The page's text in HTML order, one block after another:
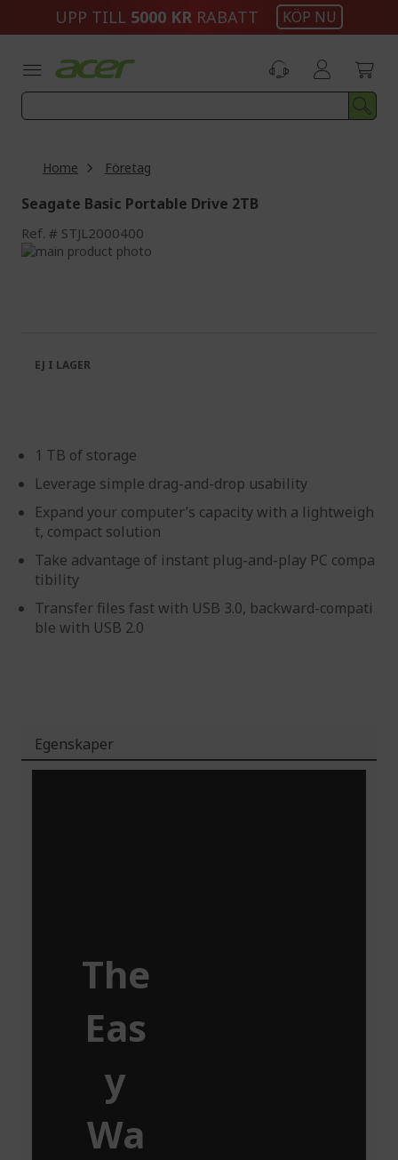
UPP TILL 5000 KR RABATT KÖP NU
Home Företag
Seagate Basic Portable Drive 2TB
Ref. STJL2000400
Skip
images
gallery
the
images
1 TB of storage
Leverage simple drag-and-drop usability
Expand your computer’s capacity with a lightweigh
t, compact solution
Take advantage of instant plug-and-play PC compa
tibility
Transfer files fast with USB 3.0, backward-compati
ble with USB 2.0
EJ I LAGER
Egenskaper
The
Eas
y
Wa